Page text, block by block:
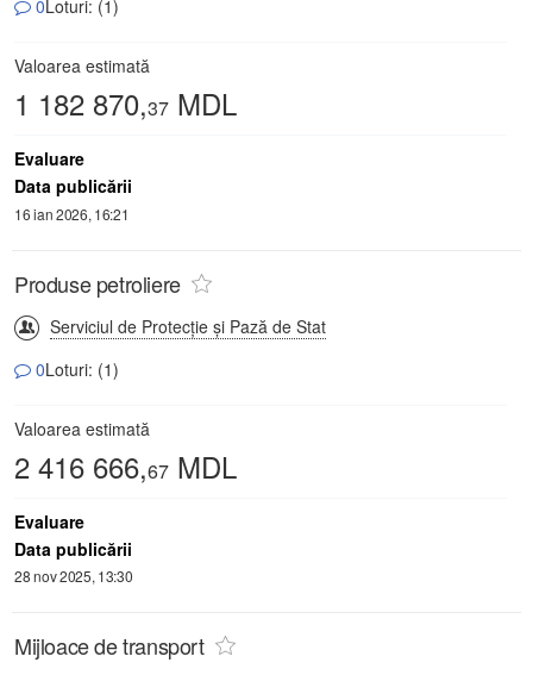
0 Loturi: (1)
Valoarea estimată
1 182 870,37 MDL
Evaluare
Data publicării
16 ian 2026, 16:21
Produse petroliere
Serviciul de Protecție și Pază de Stat
0Loturi: (1)
Valoarea estimată
2 416 666,67 MDL
Evaluare
Data publicării
28 nov 2025, 13:30
Mijloace de transport